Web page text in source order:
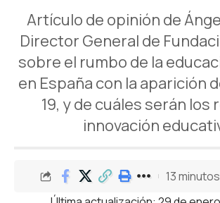
Artículo de opinión de
Director General de
sobre el rumbo de la
en España con la aparición
19, y de cuáles serán los
innovación
13